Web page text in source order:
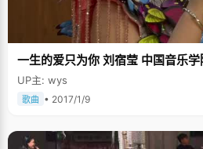
一生的爱只为你 刘宿莹 中国音乐学
UP主: wys
歌曲 • 2017/1/9